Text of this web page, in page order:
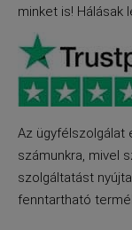
minket is! Hálásak
Az ügyfélszolgálat
számunkra, mivel
szolgáltatást
fenntartható